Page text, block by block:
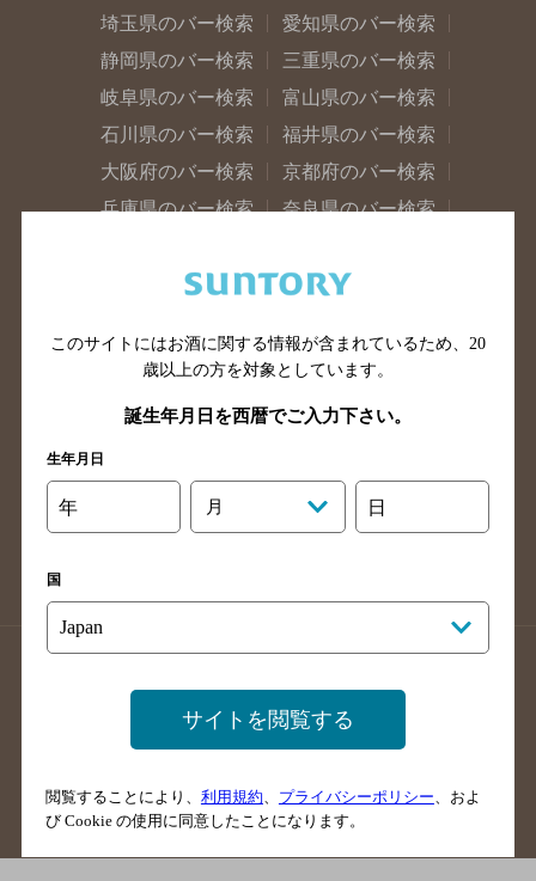
埼玉県のバー検索
愛知県のバー検索
静岡県のバー検索
三重県のバー検索
岐阜県のバー検索
富山県のバー検索
石川県のバー検索
福井県のバー検索
大阪府のバー検索
京都府のバー検索
兵庫県のバー検索
奈良県のバー検索
広島県のバー検索
岡山県のバー検索
島根県のバー検索
徳島県のバー検索
高知県のバー検索
福岡県のバー検索
長崎県のバー検索
大分県のバー検索
熊本県のバー検索
掲載店舗様ログイン
サイトマップ ご意見・ご感想
このサイトにはお酒に関する情報が含まれているため、 20
歳以上の方を対象としています。
誕生年月日を西暦でご入力下さい。
生年月日
年 月 日
国
サイトを閲覧する
閲覧することにより、 利用規約 プライバシーポリシー 、およ
び Cookie の使用に同意したことになります。